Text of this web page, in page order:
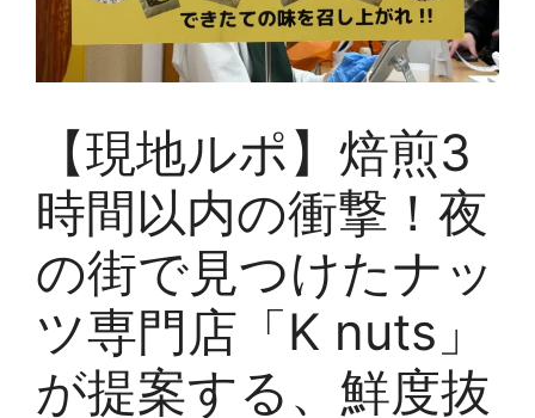
【現地ルポ】焙煎3
時間以内の衝撃！夜
の街で見つけたナッ
ツ専門店「K nuts」
が提案する、鮮度抜